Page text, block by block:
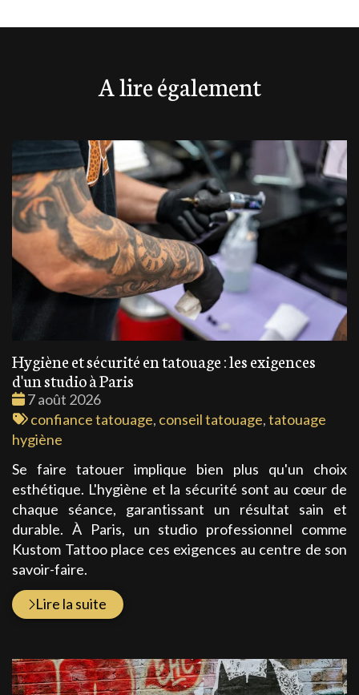
A lire également
Hygiène et sécurité en tatouage : les exigences
d'un studio à Paris
Date
:
7 août 2026
Tags
:
confiance tatouage, conseil tatouage,tatouage
hygiène
Se faire tatouer implique bien plus qu'un choix
esthétique. L'hygiène et la sécurité sont au cœur de
chaque séance, garantissant un résultat sain et
durable. À Paris, un studio professionnel comme
Kustom Tattoo place ces exigences au centre de son
savoir-faire.
Lire la suite